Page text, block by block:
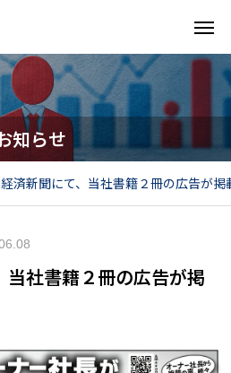
知らせ
済新聞にて、当社書籍２冊の広告が掲
当社書籍２冊の広告が掲